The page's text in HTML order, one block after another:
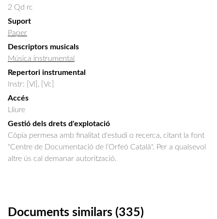
2 Qd rc
Suport
Paper
Descriptors musicals
Música instrumental
Repertori instrumental
Instr: [Vl], [Vc]
Accés
Lliure
Gestió dels drets d'explotació
Còpia permesa amb finalitat d'estudi o recerca, citant la font
"Centre de Documentació de l’Orfeó Català". Per a qualsevol
altre ús cal demanar autorització.
Documents similars (335)